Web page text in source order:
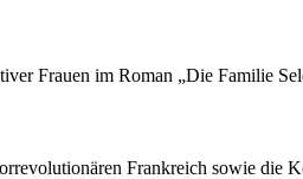
Frauen im Roman „Die Familie
Frankreich sowie